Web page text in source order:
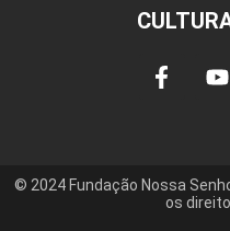
© 2024 Fundação Nossa
os